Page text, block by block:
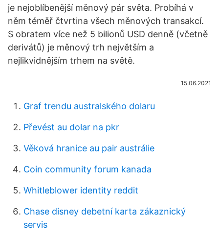
je nejoblíbenější měnový pár světa. Probíhá v
něm téměř čtvrtina všech měnových transakcí.
S obratem více než 5 bilionů USD denně (včetně
derivátů) je měnový trh největším a
nejlikvidnějším trhem na světě.
15.06.2021
Graf trendu australského dolaru
Převést au dolar na pkr
Věková hranice au pair austrálie
Coin community forum kanada
Whitleblower identity reddit
Chase disney debetní karta zákaznický
servis